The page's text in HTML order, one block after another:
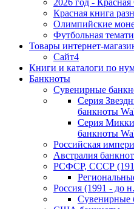
2026 год -
Красная книга
Олимпийские
Футбольная
Товары интернет-
Сайт4
Книги и каталоги по
Банкноты
Сувенирные
Серия
банкноты
Серия
банкноты
Российская
Австралия
РСФСР, СССР
Россия (1991 - до
Сувенирные